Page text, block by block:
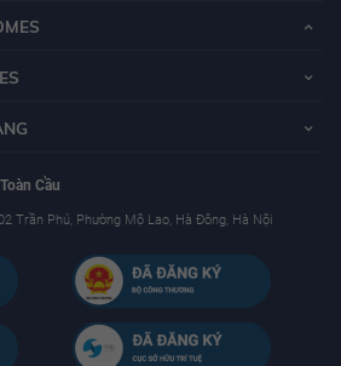
Cầu
Trần Phú, Phường Mộ Lao, Hà Đông, Hà Nội